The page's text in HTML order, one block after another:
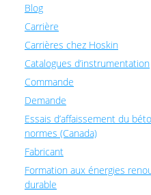
Blog
Carrière
Carrières chez Hoskin
Catalogues d’instrumentation
Commande
Demande
Essais d’affaissement du
normes (Canada)
Fabricant
Formation aux énergies
durable